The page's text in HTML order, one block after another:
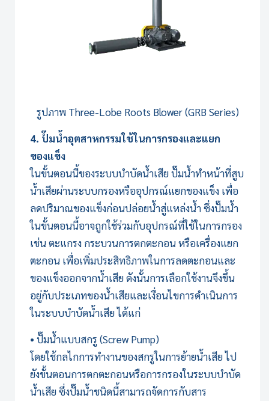
รูปภาพ Three-Lobe Roots Blower (GRB Series)
4. ปํ๊มน้ำอุตสาหกรรมใช้ในการกรองและแยก
ของแข็ง
ในขั้นตอนนี้ของระบบบำบัดน้ำเสียปั๊มน้ำทำหน้าที่สูบ
น้ำเสียผ่านระบบกรองหรืออุปกรณ์แยกของแข็ง เพื่อ
ลดปริมาณของแข็งก่อนปล่อยน้ำสู่แหล่งน้ำ ซึ่งปั๊มน้ำ
ในขั้นตอนนี้อาจถูกใช้ร่วมกับอุปกรณ์ที่ใช้ในการกรอง
เช่น ตะแกรง กระบวนการตกตะกอน หรือเครื่องแยก
ตะกอน เพื่อเพิ่มประสิทธิภาพในการลดตะกอนและ
ของแข็งออกจากน้ำเสีย ดังนั้นการเลือกใช้งานจึงขึ้น
อยู่กับประเภทของน้ำเสียและเงื่อนไขการดำเนินการ
ในระบบบำบัดน้ำเสีย ได้แก่
• ปั๊มน้ำแบบสกรู (Screw Pump)
โดยใช้กลไกการทำงานของสกรูในการย้ายน้ำเสีย ไป
ยังขั้นตอนการตกตะกอนหรือการกรองในระบบบำบัด
น้ำเสียซึ่งปั๊มน้ำชนิดนี้สามารถจัดการกับสาร